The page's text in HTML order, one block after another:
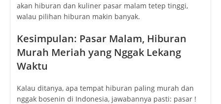
akan hiburan dan kuliner pasar malam tetep tinggi,
walau pilihan hiburan makin banyak.
Kesimpulan: Pasar Malam, Hiburan
Murah Meriah yang Nggak Lekang
Waktu
Kalau ditanya, apa tempat hiburan paling murah dan
nggak bosenin di Indonesia, jawabannya pasti: pasar !